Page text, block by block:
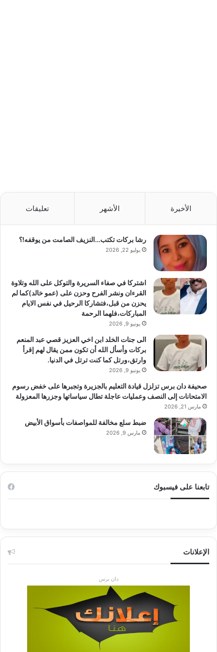
الأخيرة الأشهر تعليقات
رشا بركات تكتب…النزيف الصامت من يوقفه!؟
يوليو 22, 2026
اشتركا في صفاء السريرة والتوكل على الله وتلاوة
القرءان ونشر الفرح وحزن على (عمو خالد)كما لم
يحزن من قبل،فتشاركا الرحيل في نفس الايام
المباركات،فلهما الرحمة
يونيو 9, 2026
الى جنات الخلد ابن اخي العزيز قصي عبد المنعم
بركات وأسأل الله أن تكون ممن يقال لهم إقرأ
وارتق،ورتل كما كنت ترتل في الدنيا.
يونيو 9, 2026
صحيفة دان برس تزلزل قيادة التعليم بالجزيرة وتجبرها على خفض رسوم
الامتحانات إلى النصف وعمليات عاجلة تطال سياساتها وجزرها المعزولة
مارس 21, 2026
ضبط سلع مخالفة للمواصفات بأسواق الأبيض
مارس 9, 2026
تابعنا على فيسبوك
الإعلانات
دان برس